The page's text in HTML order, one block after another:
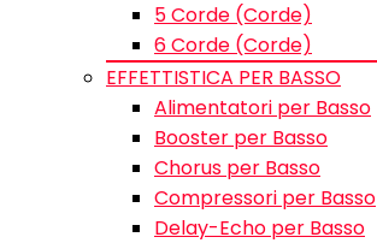
5 Corde (Corde)
6 Corde (Corde)
EFFETTISTICA PER BASSO
Alimentatori per Basso
Booster per Basso
Chorus per Basso
Compressori per Basso
Delay-Echo per Basso